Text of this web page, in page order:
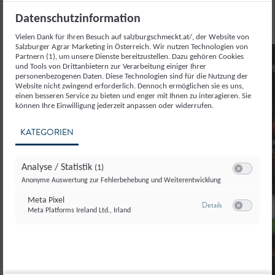
4.90
Datenschutzinformation
Vielen Dank für Ihren Besuch auf salzburgschmeckt.at/, der Website von
Salzburger Agrar Marketing in Österreich. Wir nutzen Technologien von
Partnern (1), um unsere Dienste bereitzustellen. Dazu gehören Cookies
und Tools von Drittanbietern zur Verarbeitung einiger Ihrer
personenbezogenen Daten. Diese Technologien sind für die Nutzung der
Website nicht zwingend erforderlich. Dennoch ermöglichen sie es uns,
einen besseren Service zu bieten und enger mit Ihnen zu interagieren. Sie
können Ihre Einwilligung jederzeit anpassen oder widerrufen.
KATEGORIEN
Analyse / Statistik (1)
Anonyme Auswertung zur Fehlerbehebung und Weiterentwicklung
Meta Pixel
Meta Platforms Ireland Ltd., Irland
Detailszu Meta Pixel